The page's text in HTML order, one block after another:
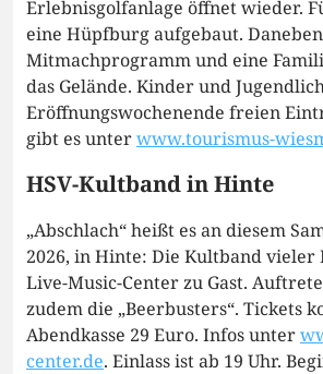
Erlebnisgolfanlage öffnet wieder.
eine Hüpfburg aufgebaut.
Mitmachprogramm und eine
das Gelände. Kinder und
Eröffnungswochenende freien
gibt es unterwww.tourismus-
HSV-Kultband in Hinte
„Abschlach“ heißt es an diesem
2026, in Hinte: Die Kultband vieler
Live-Music-Center zu Gast.
zudem die „Beerbusters“. Tickets
Abendkasse 29 Euro. Infos unter
center.de. Einlass ist ab 19 Uhr.